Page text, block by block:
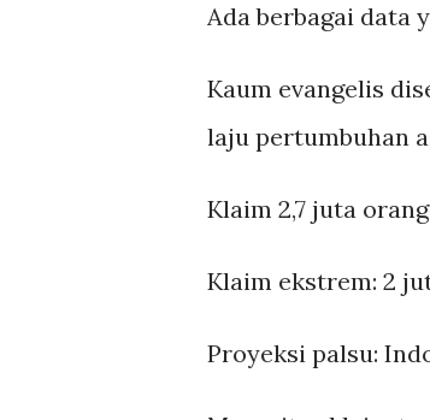
Ada berbagai data
Kaum evangelis
laju pertumbuhan
Klaim 2,7 juta
Klaim ekstrem: 2
Proyeksi palsu: